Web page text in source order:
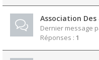
Association
Dernier message
Réponses : 1